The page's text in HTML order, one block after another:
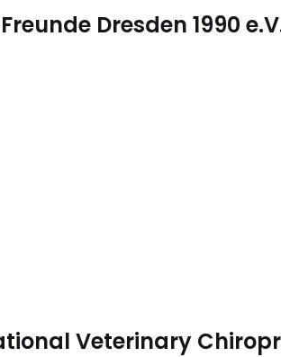
Dresden 1990
Veterinary